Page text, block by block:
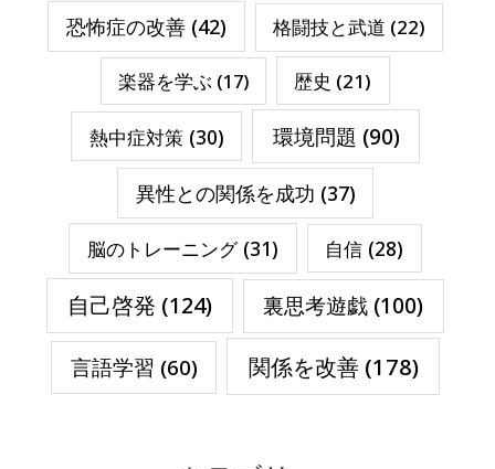
恐怖症の改善(42) 格闘技と武道 (22)
楽器を学ぶ (17) 歴史 (21)
熱中症対策 (30) 環境問題 (90)
異性との関係を成功 (37)
脳のトレーニング(31) 自信 (28)
自己啓発 (124) 裏思考遊戯 (100)
言語学習 (60) 関係を改善(178)